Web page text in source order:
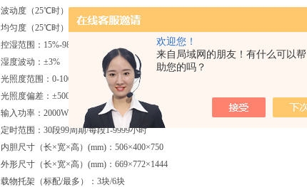
欢迎您！
来自局域网的朋友！有什么可以帮
助您的吗？
波动度（25℃时）：±0.5℃
均匀度（25℃时）：±1℃
控湿范围：15%-98%
湿度波动：±3%
光照度范围：0-10000Lux（无级可调）
光照度偏差：±500Lux
输入功率：2000W
定时范围：30段99周期/每段1-9999小时
内胆尺寸（长×宽×高）(mm)：506×400×750
外形尺寸（长×宽×高）(mm)：669×772×1444
载物托架（标配/最多）：3块/6块